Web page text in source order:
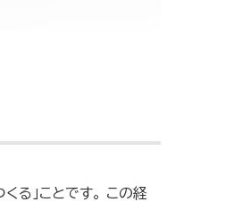
る」ことです。 この経